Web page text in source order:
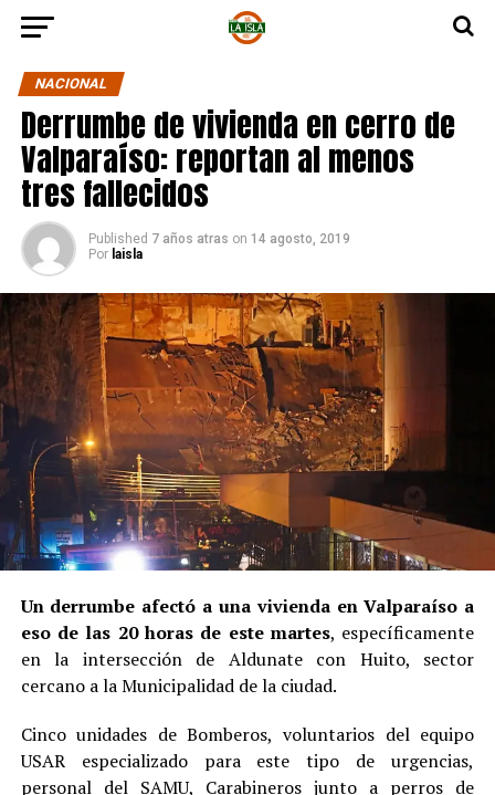
NACIONAL
Derrumbe de vivienda en cerro de
Valparaíso: reportan al menos
tres fallecidos
Published 7 años atras on 14 agosto, 2019
Por laisla
Un derrumbe afectó a una vivienda en Valparaíso a
eso de las 20 horas de este martes, específicamente
en la intersección de Aldunate con Huito, sector
cercano a la Municipalidad de la ciudad.
Cinco unidades de Bomberos, voluntarios del equipo
USAR especializado para este tipo de urgencias,
personal del SAMU, Carabineros junto a perros de